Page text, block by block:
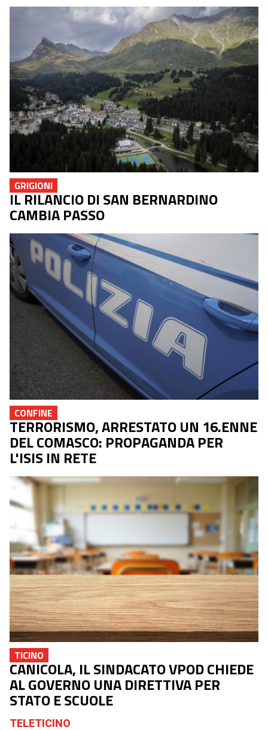
GRIGIONI
IL RILANCIO DI SAN BERNARDINO
CAMBIA PASSO
CONFINE
TERRORISMO, ARRESTATO UN 16.ENNE
DEL COMASCO: PROPAGANDA PER
L'ISIS IN RETE
TICINO
CANICOLA, IL SINDACATO VPOD CHIEDE
AL GOVERNO UNA DIRETTIVA PER
STATO E SCUOLE
TELETICINO